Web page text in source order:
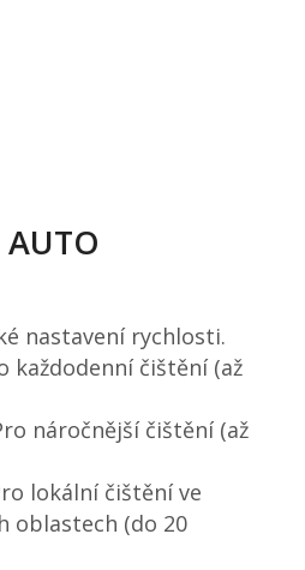
nastavení rychlosti.
každodenní čištění (až
náročnější čištění (až
lokální čištění ve
oblastech (do 20